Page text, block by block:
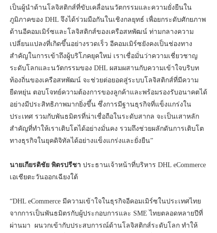
เป็นผู้นำด้านโลจิสติกส์ที่ขับเคลื่อนนวัตกรรมและความยั่งยืนใน
ภูมิภาคของ DHL จึงได้ร่วมมือกันในเชิงกลยุทธ์ เพื่อยกระดับศักยภาพ
ด้านอีคอมเมิร์ซและโลจิสติกส์ของเครือสหพัฒน์ ท่ามกลางความ
เปลี่ยนแปลงที่เกิดขึ้นอย่างรวดเร็ว อีคอมเมิร์ซยังคงเป็นช่องทาง
สำคัญในการเข้าถึงผู้บริโภคยุคใหม่ เราเชื่อมั่นว่าความเชี่ยวชาญ
ระดับโลกและนวัตกรรมของ DHL ผสมผสานกับความเข้าใจบริบท
ท้องถิ่นของเครือสหพัฒน์ จะช่วยต่อยอดสู่ระบบโลจิสติกส์ที่มีความ
ยืดหยุ่น ตอบโจทย์ความต้องการของลูกค้าและพร้อมรองรับอนาคตได้
อย่างมีประสิทธิภาพมากยิ่งขึ้น ซึ่งการมีฐานธุรกิจที่แข็งแกร่งใน
ประเทศ รวมกับพันธมิตรที่น่าเชื่อถือในระดับสากล จะเป็นเสาหลัก
สำคัญที่ทำให้เราเติบโตได้อย่างมั่นคง รวมถึงช่วยผลักดันการเติบโต
ทางธุรกิจในยุคดิจิทัลได้อย่างแข็งแกร่งและยั่งยืน”
นายเกียรติชัย พิตรปรีชา ประธานเจ้าหน้าที่บริหาร DHL eCommerce
เอเชียตะวันออกเฉียงใต้
“DHL eCommerce มีความเข้าใจในธุรกิจอีคอมเมิร์ซในประเทศไทย
จากการเป็นพันธมิตรกับผู้ประกอบการและ SME ไทยตลอดหลายปีที่
ผ่านมา ผนวกเข้ากับประสบการณ์ด้านโลจิสติกส์ระดับโลก ทำให้